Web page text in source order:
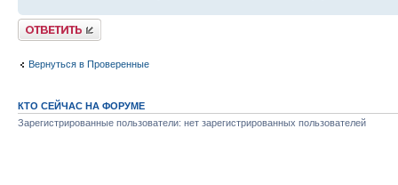
Комментировать
Вернуться в Проверенные
КТО СЕЙЧАС НА ФОРУМЕ
Зарегистрированные пользователи: нет зарегистрированных пользователей